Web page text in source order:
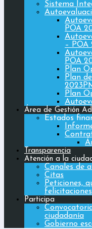
Sistema
POA
– POA
POA
Plan
Plan
Plan
Área de Gestión
Estados
Transparencia
Atención a la
Canales de
Citas
Peticiones,
felicitaciones
Participa
ciudadanía
Gobierno